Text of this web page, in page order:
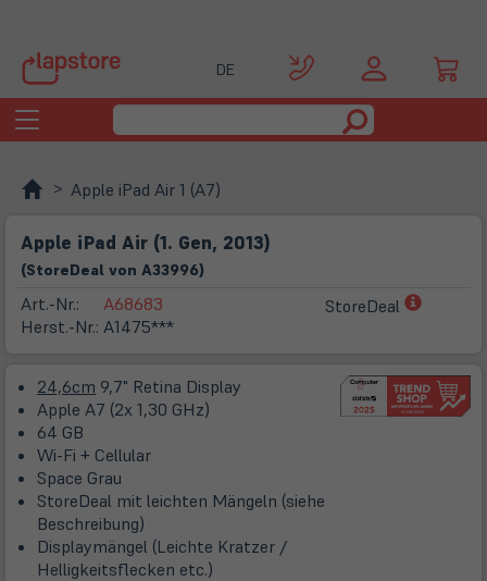
DE
Toggle
navigation
Apple iPad Air 1 (A7)
Apple iPad Air (1. Gen, 2013)
(StoreDeal von A33996)
Art.-Nr.:
Herst.-Nr.:
A68683
A1475***
StoreDeal
(öffnet
Tab)
24,6cm 9,7" Retina Display
Apple A7 (2x 1,30 GHz)
64 GB
Wi-Fi + Cellular
Space Grau
StoreDeal mit leichten Mängeln (siehe
Beschreibung)
Displaymängel (Leichte Kratzer /
Helligkeitsflecken etc.)